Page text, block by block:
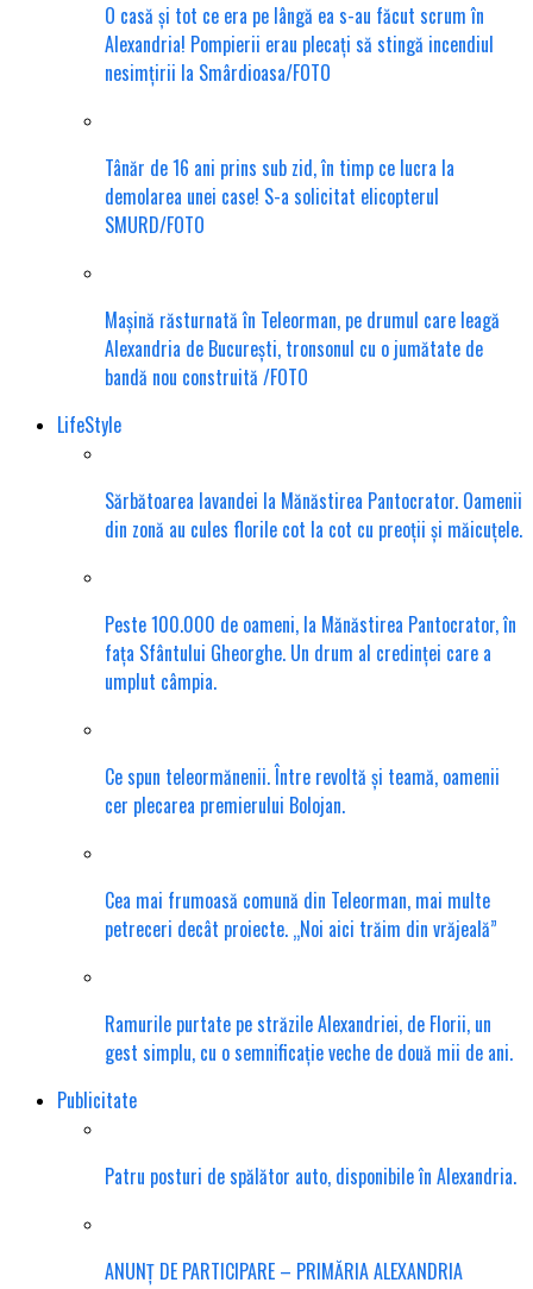
O casă și tot ce era pe lângă ea s-au făcut scrum în
Alexandria! Pompierii erau plecați să stingă incendiul
nesimțirii la Smârdioasa/FOTO
Tânăr de 16 ani prins sub zid, în timp ce lucra la
demolarea unei case! S-a solicitat elicopterul
SMURD/FOTO
Mașină răsturnată în Teleorman, pe drumul care leagă
Alexandria de București, tronsonul cu o jumătate de
bandă nou construită /FOTO
LifeStyle
Sărbătoarea lavandei la Mănăstirea Pantocrator. Oamenii
din zonă au cules florile cot la cot cu preoții și măicuțele.
Peste 100.000 de oameni, la Mănăstirea Pantocrator, în
fața Sfântului Gheorghe. Un drum al credinței care a
umplut câmpia.
Ce spun teleormănenii. Între revoltă și teamă, oamenii
cer plecarea premierului Bolojan.
Cea mai frumoasă comună din Teleorman, mai multe
petreceri decât proiecte. „Noi aici trăim din vrăjeală”
Ramurile purtate pe străzile Alexandriei, de Florii, un
gest simplu, cu o semnificație veche de două mii de ani.
Publicitate
Patru posturi de spălător auto, disponibile în Alexandria.
ANUNȚ DE PARTICIPARE – PRIMĂRIA ALEXANDRIA